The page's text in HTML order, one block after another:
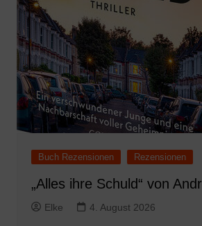
Buch Rezensionen Rezensionen
„Alles ihre Schuld“ von
Elke 4. August 2026